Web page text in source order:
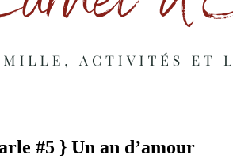
#5 } Un an d’amour